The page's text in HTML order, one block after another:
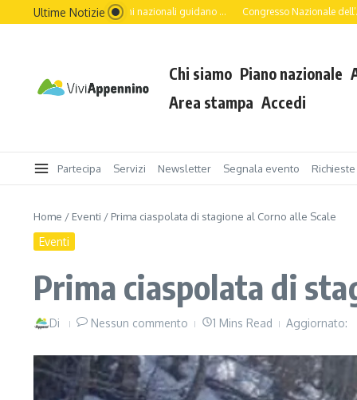
Ultime Notizie
associazioni nazionali guidano ... Congresso Nazionale
Chi siamo Piano nazionale
Area stampa Accedi
Partecipa Servizi Newsletter Segnala evento Richieste
Home / Eventi / Prima ciaspolata di stagione al Corno alle Scale
Eventi
Prima ciaspolata di
Di Nessun commento 1 Mins Read Aggiornato: